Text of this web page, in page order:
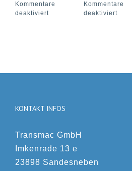
Kommentare
deaktiviert
Kommentare
deaktiviert
KONTAKT INFOS
Transmac GmbH
Imkenrade 13 e
23898 Sandesneben